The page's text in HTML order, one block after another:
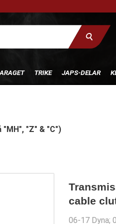
TRIKE JAPS-DELAR
"Z" & "C")
cable
06-17 Dyna;